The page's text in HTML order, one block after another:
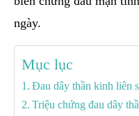
ngày.
Mục lục
Đau dây thần kinh liên
Triệu chứng đau dây